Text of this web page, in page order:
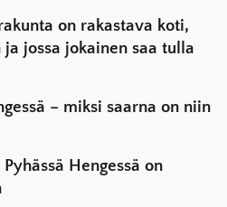
on rakastava koti,
jossa jokainen saa tulla
– miksi saarna on niin
Hengessä on